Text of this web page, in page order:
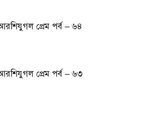
প্রেম পর্ব – ৬৪
প্রেম পর্ব – ৬৩